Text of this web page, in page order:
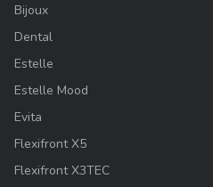
Bijoux
Dental
Estelle
Estelle Mood
Evita
Flexifront X5
Flexifront X3TEC